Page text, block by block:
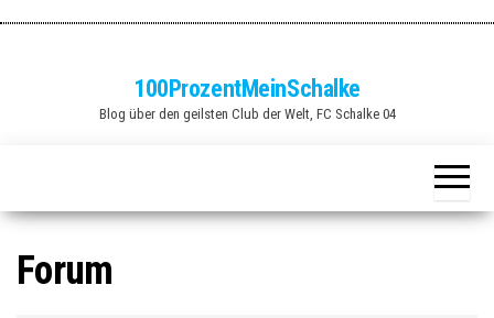
100ProzentMeinSchalke
Blog über den geilsten Club der Welt, FC Schalke 04
Forum